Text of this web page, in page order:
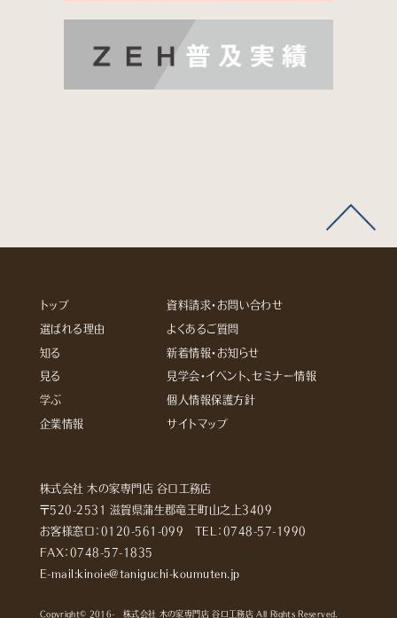
トップ
選ばれる理由
知る
見る
学ぶ
企業情報
資料請求・お問い合わせ
よくあるご質問
新着情報・お知らせ
見学会・イベント、セミナー情報
個人情報保護方針
サイトマップ
株式会社 木の家専門店 谷口工務店
〒520-2531 滋賀県蒲生郡竜王町山之上3409
お客様窓口： 0120-561-099 TEL： 0748-57-1990
FAX：0748-57-1835
E-mail:kinoie@taniguchi-koumuten.jp
Copyright© 2016- 株式会社 木の家専門店 谷口工務店 All Rights Reserved.